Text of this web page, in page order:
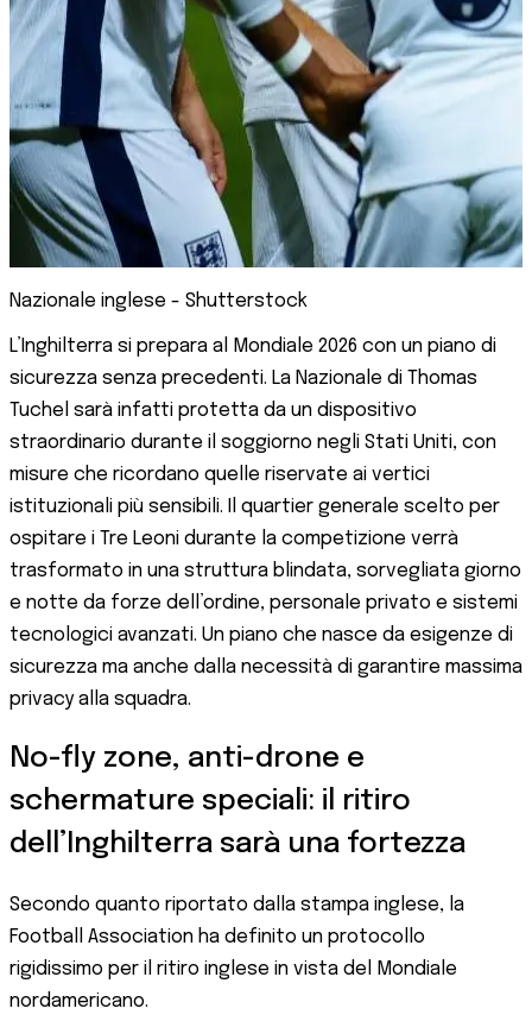
Nazionale inglese - Shutterstock
L’Inghilterra si prepara al Mondiale 2026 con un piano di
sicurezza senza precedenti. La Nazionale di Thomas
Tuchel sarà infatti protetta da un dispositivo
straordinario durante il soggiorno negli Stati Uniti, con
misure che ricordano quelle riservate ai vertici
istituzionali più sensibili. Il quartier generale scelto per
ospitare i Tre Leoni durante la competizione verrà
trasformato in una struttura blindata, sorvegliata giorno
e notte da forze dell’ordine, personale privato e sistemi
tecnologici avanzati. Un piano che nasce da esigenze di
sicurezza ma anche dalla necessità di garantire massima
privacy alla squadra.
No-fly zone, anti-drone e
schermature speciali: il ritiro
dell’Inghilterra sarà una fortezza
Secondo quanto riportato dalla stampa inglese, la
Football Association ha definito un protocollo
rigidissimo per il ritiro inglese in vista del Mondiale
nordamericano.